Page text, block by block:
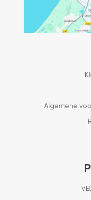
Algemene